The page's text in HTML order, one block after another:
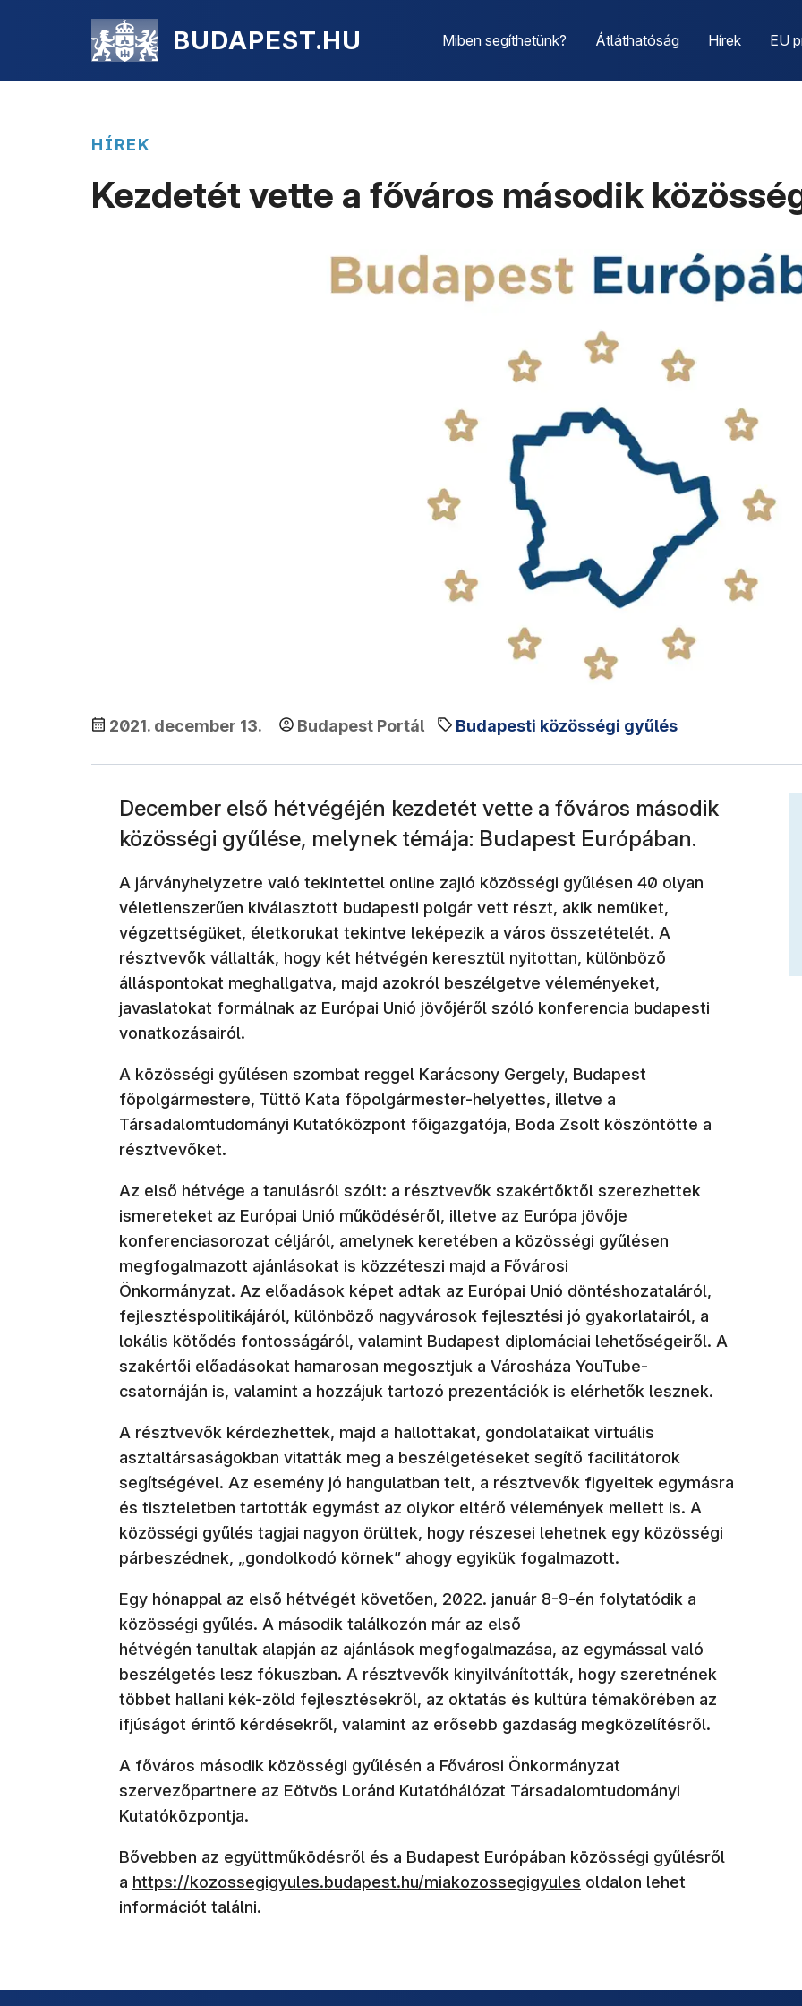
BUDAPEST.HU Miben segíthetünk? Átláthatóság Hírek EU
HÍREK
Kezdetét vette a főváros második
2021. december 13. Budapest Portál Budapesti közösségi gyűlés
December első hétvégéjén kezdetét vette a főváros második
közösségi gyűlése, melynek témája: Budapest Európában.
A járványhelyzetre való tekintettel online zajló közösségi gyűlésen 40 olyan
véletlenszerűen kiválasztott budapesti polgár vett részt, akik nemüket,
végzettségüket, életkorukat tekintve leképezik a város összetételét. A
résztvevők vállalták, hogy két hétvégén keresztül nyitottan, különböző
álláspontokat meghallgatva, majd azokról beszélgetve véleményeket,
javaslatokat formálnak az Európai Unió jövőjéről szóló konferencia budapesti
vonatkozásairól.
A közösségi gyűlésen szombat reggel Karácsony Gergely, Budapest
főpolgármestere, Tüttő Kata főpolgármester-helyettes, illetve a
Társadalomtudományi Kutatóközpont főigazgatója, Boda Zsolt köszöntötte a
résztvevőket.
Az első hétvége a tanulásról szólt: a résztvevők szakértőktől szerezhettek
ismereteket az Európai Unió működéséről, illetve az Európa jövője
konferenciasorozat céljáról, amelynek keretében a közösségi gyűlésen
megfogalmazott ajánlásokat is közzéteszi majd a Fővárosi
Önkormányzat. Az előadások képet adtak az Európai Unió döntéshozataláról,
fejlesztéspolitikájáról, különböző nagyvárosok fejlesztési jó gyakorlatairól, a
lokális kötődés fontosságáról, valamint Budapest diplomáciai lehetőségeiről. A
szakértői előadásokat hamarosan megosztjuk a Városháza YouTube-
csatornáján is, valamint a hozzájuk tartozó prezentációk is elérhetők lesznek.
A résztvevők kérdezhettek, majd a hallottakat, gondolataikat virtuális
asztaltársaságokban vitatták meg a beszélgetéseket segítő facilitátorok
segítségével. Az esemény jó hangulatban telt, a résztvevők figyeltek egymásra
és tiszteletben tartották egymást az olykor eltérő vélemények mellett is. A
közösségi gyűlés tagjai nagyon örültek, hogy részesei lehetnek egy közösségi
párbeszédnek, „gondolkodó körnek” ahogy egyikük fogalmazott.
Egy hónappal az első hétvégét követően, 2022. január 8-9-én folytatódik a
közösségi gyűlés. A második találkozón már az első
hétvégén tanultak alapján az ajánlások megfogalmazása, az egymással való
beszélgetés lesz fókuszban. A résztvevők kinyilvánították, hogy szeretnének
többet hallani kék-zöld fejlesztésekről, az oktatás és kultúra témakörében az
ifjúságot érintő kérdésekről, valamint az erősebb gazdaság megközelítésről.
A főváros második közösségi gyűlésén a Fővárosi Önkormányzat
szervezőpartnere az Eötvös Loránd Kutatóhálózat Társadalomtudományi
Kutatóközpontja.
Bővebben az együttműködésről és a Budapest Európában közösségi gyűlésről
a https://kozossegigyules.budapest.hu/miakozossegigyules oldalon lehet
információt találni.